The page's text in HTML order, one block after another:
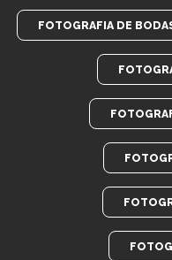
FOTOGRAFIA DE